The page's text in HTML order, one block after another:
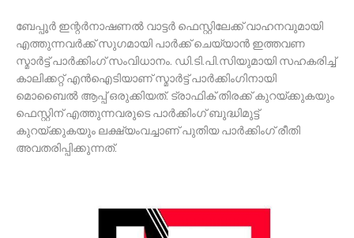
ബേപ്പൂർ ഇന്റർനാഷണൽ വാട്ടർ ഫെസ്റ്റിലേക്ക് വാഹനവുമായി
എത്തുന്നവർക്ക് സുഗമായി പാർക്ക് ചെയ്യാൻ ഇത്തവണ
സ്മാർട്ട് പാർക്കിംഗ് സംവിധാനം. ഡി.ടി.പി.സിയുമായി സഹകരിച്ച്
കാലിക്കറ്റ് എൻഐടിയാണ് സ്മാർട്ട് പാർക്കിംഗിനായി
മൊബൈൽ ആപ്പ് ഒരുക്കിയത്. ട്രാഫിക് തിരക്ക് കുറയ്ക്കുകയും
ഫെസ്റ്റിന് എത്തുന്നവരുടെ പാർക്കിംഗ് ബുദ്ധിമുട്ട്
കുറയ്ക്കുകയും ലക്ഷ്യംവച്ചാണ് പുതിയ പാർക്കിംഗ് രീതി
അവതരിപ്പിക്കുന്നത്.